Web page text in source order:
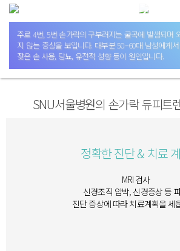
주로 4번, 5번 손가락의 구부러지는 굴곡에 발생되며
지 않는 증상을 보입니다. 대부분 50~60대 남성에게
잦은 손 사용, 당뇨, 유전적 성향 등이 원인입니다.
SNU서울병원의 손가락 듀피트
정확한 진단 & 치료
MRI 검사
신경조직 압박, 신경증상 등
진단 증상에 따라 치료계획을 세